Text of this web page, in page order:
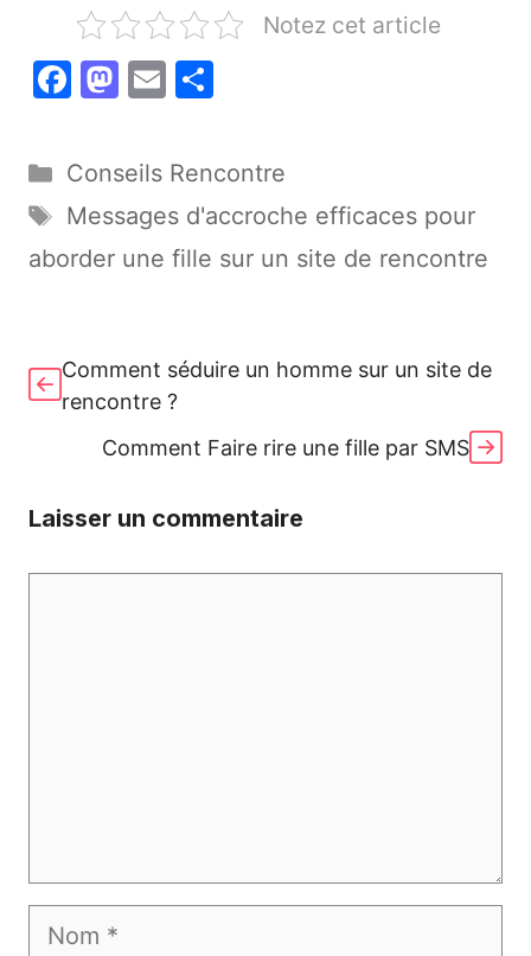
Notez cet article
F
c
e
b
o
M
st
o
d
o
E
ai
l
g
er
Catégories
Conseils Rencontre
Étiquettes
Messages d'accroche efficaces pour
aborder une fille sur un site de rencontre
Comment séduire un homme sur un site de
rencontre ?
Comment Faire rire une fille par SMS
Laisser un commentaire
Nom